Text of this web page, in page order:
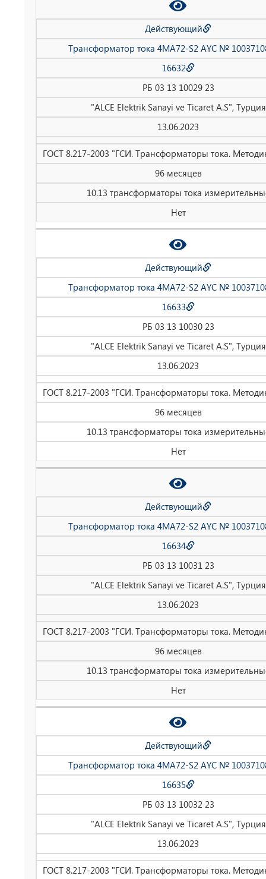
Действующий
Трансформатор тока 4MA72-S2 AYC №
16632
РБ 03 13 10029 23
"ALCE Elektrik Sanayi ve Ticaret A.S", Турция
13.06.2023
ГОСТ 8.217-2003 "ГСИ. Трансформаторы тока.
96 месяцев
10.13 трансформаторы тока
Нет
Действующий
Трансформатор тока 4MA72-S2 AYC №
16633
РБ 03 13 10030 23
"ALCE Elektrik Sanayi ve Ticaret A.S", Турция
13.06.2023
ГОСТ 8.217-2003 "ГСИ. Трансформаторы тока.
96 месяцев
10.13 трансформаторы тока
Нет
Действующий
Трансформатор тока 4MA72-S2 AYC №
16634
РБ 03 13 10031 23
"ALCE Elektrik Sanayi ve Ticaret A.S", Турция
13.06.2023
ГОСТ 8.217-2003 "ГСИ. Трансформаторы тока.
96 месяцев
10.13 трансформаторы тока
Нет
Действующий
Трансформатор тока 4MA72-S2 AYC №
16635
РБ 03 13 10032 23
"ALCE Elektrik Sanayi ve Ticaret A.S", Турция
13.06.2023
ГОСТ 8.217-2003 "ГСИ. Трансформаторы тока.